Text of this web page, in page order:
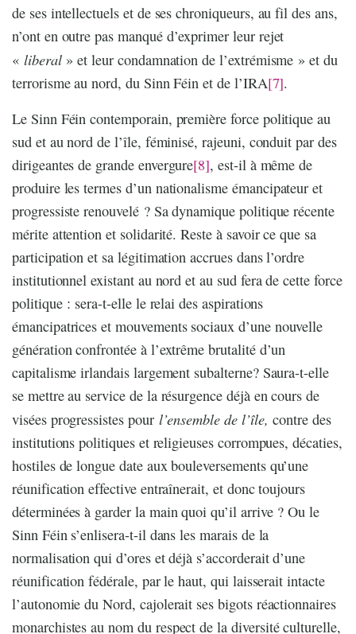
de ses intellectuels et de ses chroniqueurs, au fil des ans,
n’ont en outre pas manqué d’exprimer leur rejet
«liberal » et leur condamnation de l’extrémisme » et du
terrorisme au nord, du Sinn Féin et de l’IRA[7].
Le Sinn Féin contemporain, première force politique au
sud et au nord de l’île, féminisé, rajeuni, conduit par des
dirigeantes de grande envergure[8], est-il à même de
produire les termes d’un nationalisme émancipateur et
progressiste renouvelé ? Sa dynamique politique récente
mérite attention et solidarité. Reste à savoir ce que sa
participation et sa légitimation accrues dans l’ordre
institutionnel existant au nord et au sud fera de cette force
politique : sera-t-elle le relai des aspirations
émancipatrices et mouvements sociaux d’une nouvelle
génération confrontée à l’extrême brutalité d’un
capitalisme irlandais largement subalterne? Saura-t-elle
se mettre au service de la résurgence déjà en cours de
visées progressistes pour l’ensemble de l’île, contre des
institutions politiques et religieuses corrompues, décaties,
hostiles de longue date aux bouleversements qu’une
réunification effective entraînerait, et donc toujours
déterminées à garder la main quoi qu’il arrive ? Ou le
Sinn Féin s’enlisera-t-il dans les marais de la
normalisation qui d’ores et déjà s’accorderait d’une
réunification fédérale, par le haut, qui laisserait intacte
l’autonomie du Nord, cajolerait ses bigots réactionnaires
monarchistes au nom du respect de la diversité culturelle,